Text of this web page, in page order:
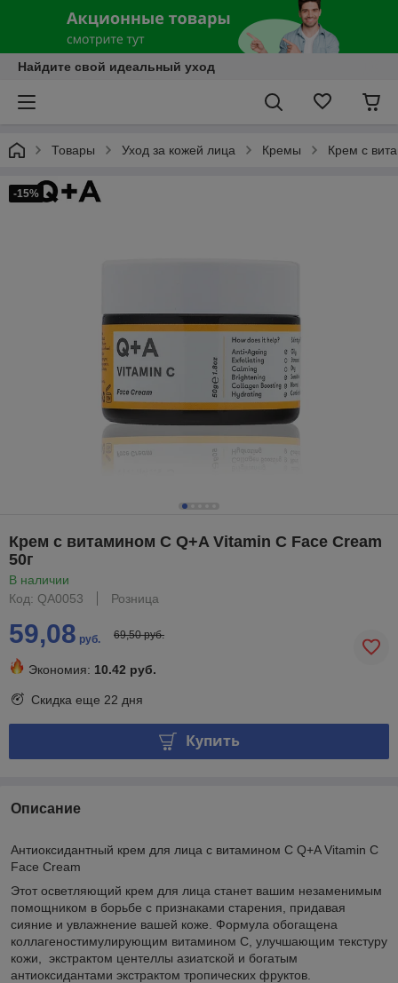
Найдите свой идеальный уход
Товары Уход за кожей лица Кремы Крем с
-15%
Крем с витамином С Q+A Vitamin C Face Cream
50г
В наличии
Код: QA0053
Розница
59,08 руб. 69,50 руб.
Экономия: 10.42 руб.
Скидка еще 22 дня
Купить
Описание
Антиоксидантный крем для лица с витамином С Q+A Vitamin C
Face Cream
Этот осветляющий крем для лица станет вашим незаменимым
помощником в борьбе с признаками старения, придавая
сияние и увлажнение вашей коже. Формула обогащена
коллагеностимулирующим витамином C, улучшающим текстуру
кожи, экстрактом центеллы азиатской и богатым
антиоксидантами экстрактом тропических фруктов.